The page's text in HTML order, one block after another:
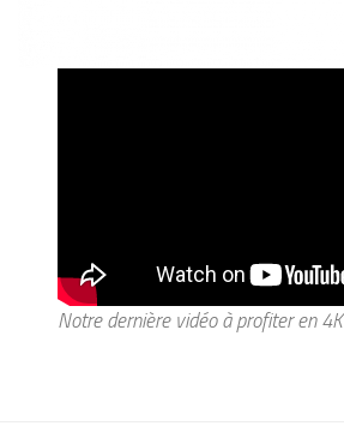
Notre dernière vidéo à profiter en 4K